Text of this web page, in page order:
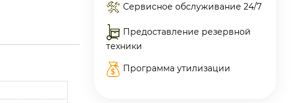
Сервисное обслуживание 24/7
Предоставление резервной
техники
Программа утилизации